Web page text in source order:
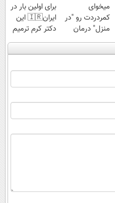
میخوای
کمردردت رو "در
منزل" درمان
کنی؟ (◂فیلم +
◂پرسش‌نامه)
برای اولین بار در
ایران🇮🇷 این
دکتر کرم ترمیم
کننده 23 روزه
ساخت!